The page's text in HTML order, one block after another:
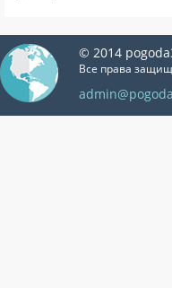
© 2014
Все права